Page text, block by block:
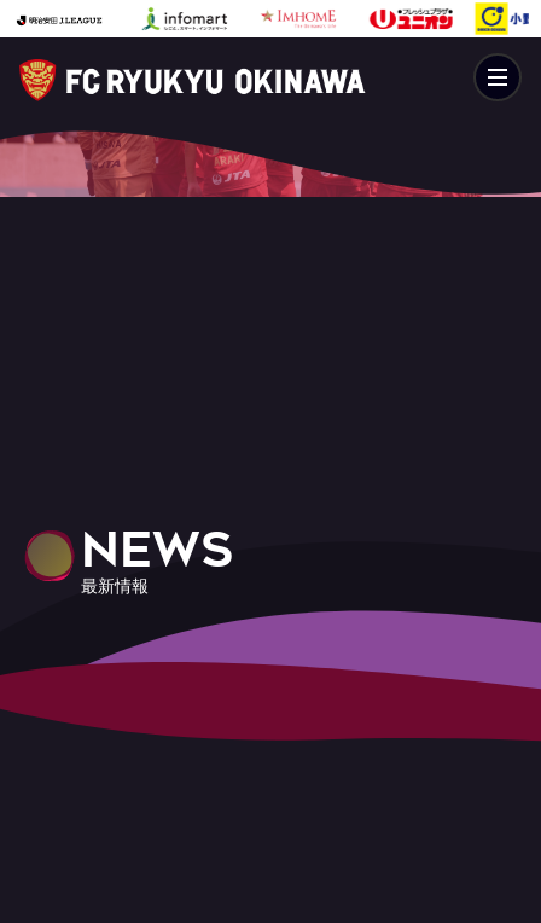
NEWS
最新情報